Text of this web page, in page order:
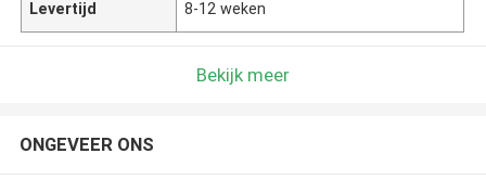
Levertijd 8-12 weken
Bekijk meer
ONGEVEER ONS